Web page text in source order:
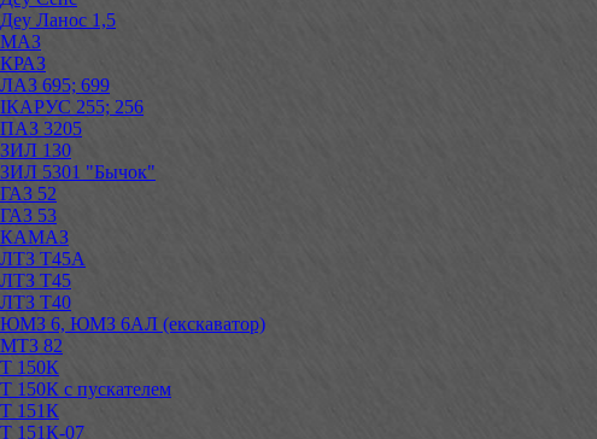
Деу Ланос 1,5
МАЗ
КРАЗ
ЛАЗ 695; 699
ІКАРУС 255; 256
ПАЗ 3205
ЗИЛ 130
ЗИЛ 5301 "Бычок"
ГАЗ 52
ГАЗ 53
КАМАЗ
ЛТЗ Т45А
ЛТЗ Т45
ЛТЗ Т40
ЮМЗ 6, ЮМЗ 6АЛ (екскаватор)
МТЗ 82
Т 150К
Т 150К с пускателем
Т 151К
Т 151К-07